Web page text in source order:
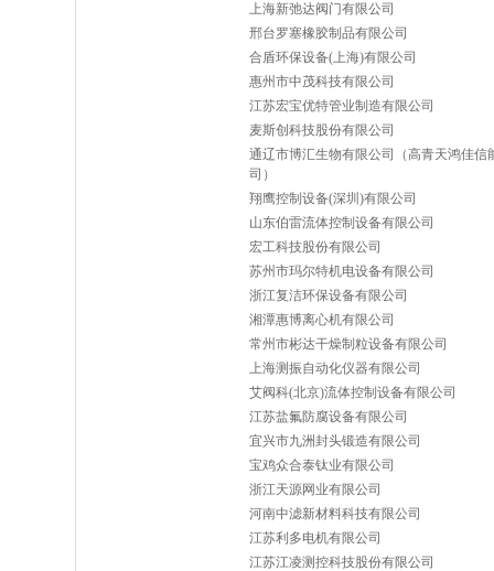
上海新弛达阀门有限公司
邢台罗塞橡胶制品有限公司
合盾环保设备(上海)有限公司
惠州市中茂科技有限公司
江苏宏宝优特管业制造有限公司
麦斯创科技股份有限公司
通辽市博汇生物有限公司（高青天鸿佳信
司）
翔鹰控制设备(深圳)有限公司
山东伯雷流体控制设备有限公司
宏工科技股份有限公司
苏州市玛尔特机电设备有限公司
浙江复洁环保设备有限公司
湘潭惠博离心机有限公司
常州市彬达干燥制粒设备有限公司
上海测振自动化仪器有限公司
艾阀科(北京)流体控制设备有限公司
江苏盐氟防腐设备有限公司
宜兴市九洲封头锻造有限公司
宝鸡众合泰钛业有限公司
浙江天源网业有限公司
河南中滤新材料科技有限公司
江苏利多电机有限公司
江苏江凌测控科技股份有限公司